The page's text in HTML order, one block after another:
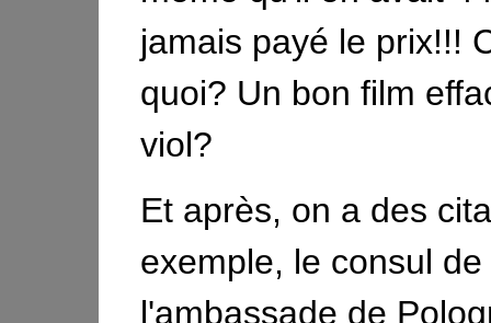
jamais payé le prix!!!
quoi? Un bon film
viol?
Et après, on a des
exemple, le consul de
l'ambassade de